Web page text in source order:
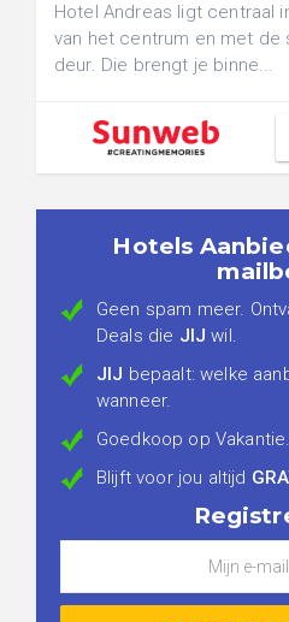
Hotel Andreas ligt centraal
van het centrum en met de
deur. Die brengt je binne...
Hotels
Geen spam meer.
Deals die JIJ wil.
JIJ bepaalt: welke
wanneer.
Goedkoop op Vakantie.
Blijft voor jou altijd